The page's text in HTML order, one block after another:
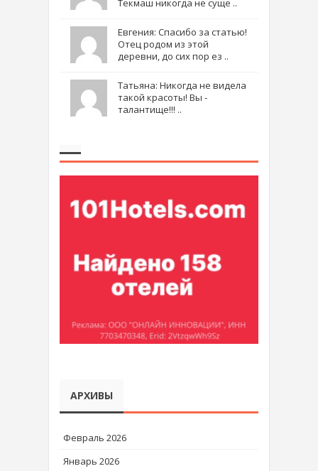
Текмаш никогда не суще ..
Евгения: Спасибо за статью!
Отец родом из этой
деревни, до сих пор ез ..
Татьяна: Никогда не видела
такой красоты! Вы -
талантище!!! ..
АРХИВЫ
Февраль 2026
Январь 2026